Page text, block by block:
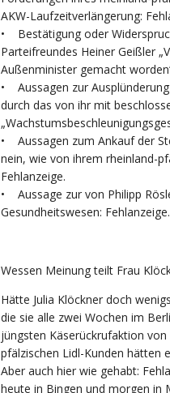
AKW-Laufzeitverlängerung:
• Bestätigung oder
Parteifreundes Heiner Geißler
Außenminister gemacht
• Aussagen zur
durch das von ihr mit
• Aussagen zum Ankauf der
nein, wie von ihrem rheinland-
Fehlanzeige.
• Aussage zur von Philipp
Gesundheitswesen: Fehlanzeige.
Wessen Meinung teilt Frau
Hätte Julia Klöckner doch
die sie alle zwei Wochen im
jüngsten Käserückrufaktion
pfälzischen Lidl-Kunden hätten
Aber auch hier wie gehabt:
heute in Bingen und morgen in